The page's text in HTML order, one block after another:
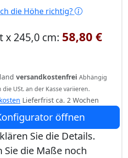
die Höhe richtig?
x 245,0 cm: 58,80 €
versandkostenfrei Abhängig
USt. an der Kasse variieren.
Lieferfrist ca. 2 Wochen
öffnen
Sie die Details.
die Maße noch